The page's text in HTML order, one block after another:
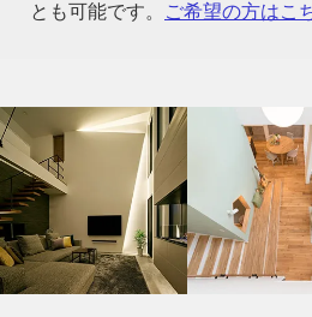
とも可能です。
ご希望の方はこ